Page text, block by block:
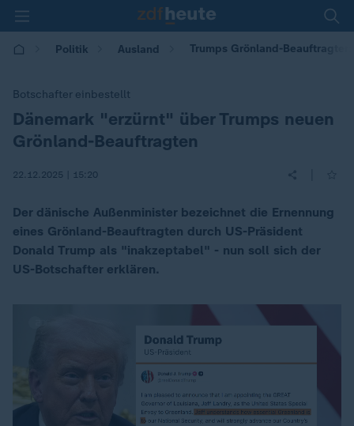
Politik Ausland Trumps Grönland-
Botschafter einbestellt
:Dänemark "erzürnt" über Trumps neuen
Grönland-Beauftragten
22.12.2025 | 15:20
Der dänische Außenminister bezeichnet die Ernennung
eines Grönland-Beauftragten durch US-Präsident
Donald Trump als "inakzeptabel" - nun soll sich der
US-Botschafter erklären.